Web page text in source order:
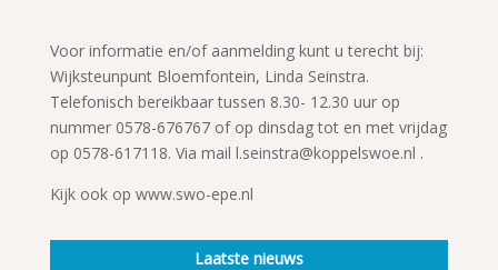
Voor informatie en/of aanmelding kunt u terecht bij:
Wijksteunpunt Bloemfontein, Linda Seinstra.
Telefonisch bereikbaar tussen 8.30- 12.30 uur op
nummer 0578-676767 of op dinsdag tot en met vrijdag
op 0578-617118. Via mail l.seinstra@koppelswoe.nl .
Kijk ook op www.swo-epe.nl
Laatste nieuws